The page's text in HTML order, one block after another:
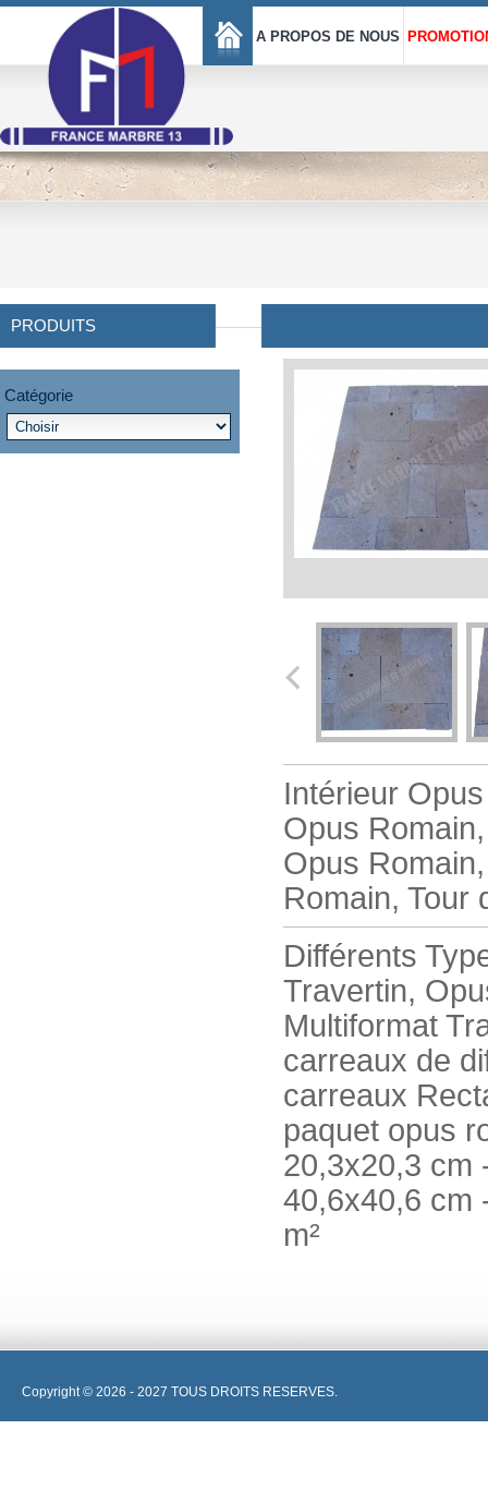
A PROPOS DE NOUS
PRODUITS
Catégorie
Intérieur
Opus
Opus
Romain, Tour
Différents
Travertin,
Multiformat
carreaux de
carreaux
paquet opus
20,3x20,3 cm
40,6x40,6 cm
m²
Copyright © 2026 - 2027 TOUS DROITS RESERVES.